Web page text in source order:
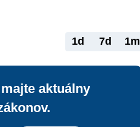
slobody v trvaní 6
1d 7d 1m
aktuálny